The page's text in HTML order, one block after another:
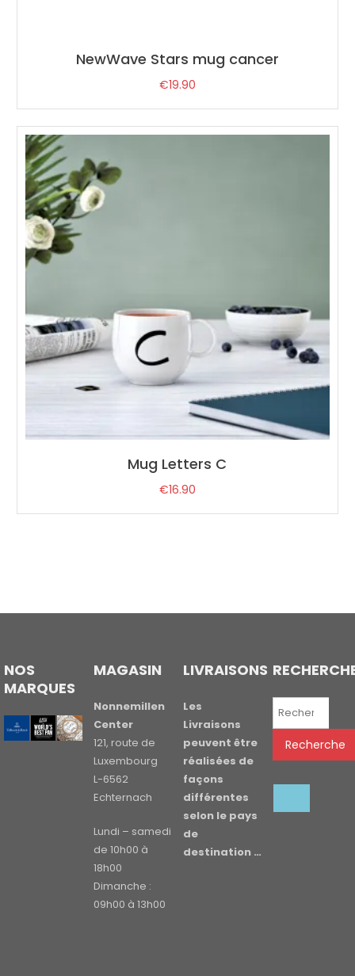
NewWave Stars mug cancer
€19.90
Mug Letters C
€16.90
NOS
MARQUES
MAGASIN
Nonnemillen
Center
121, route de
Luxembourg
L-6562
Echternach
Lundi – samedi
de 10h00 à
18h00
Dimanche :
09h00 à 13h00
LIVRAISONS
Les
Livraisons
peuvent être
réalisées de
façons
différentes
selon le pays
de
destination …
Recherche
Recherche